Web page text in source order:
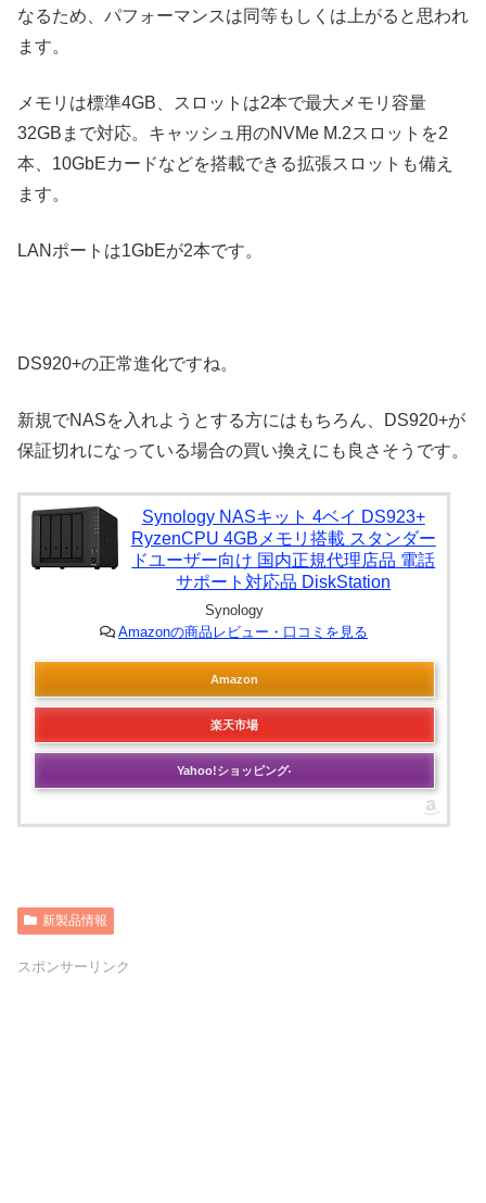
なるため、パフォーマンスは同等もしくは上がると思われ
ます。
メモリは標準4GB、スロットは2本で最大メモリ容量
32GBまで対応。キャッシュ用のNVMe M.2スロットを2
本、10GbEカードなどを搭載できる拡張スロットも備え
ます。
LANポートは1GbEが2本です。
DS920+の正常進化ですね。
新規でNASを入れようとする方にはもちろん、DS920+が
保証切れになっている場合の買い換えにも良さそうです。
Synology NASキット 4ベイ DS923+
RyzenCPU 4GBメモリ搭載 スタンダー
ドユーザー向け 国内正規代理店品 電話
サポート対応品 DiskStation
Synology
Amazonの商品レビュー・口コミを見る
Amazon
楽天市場
Yahoo!ショッピング
新製品情報
スポンサーリンク